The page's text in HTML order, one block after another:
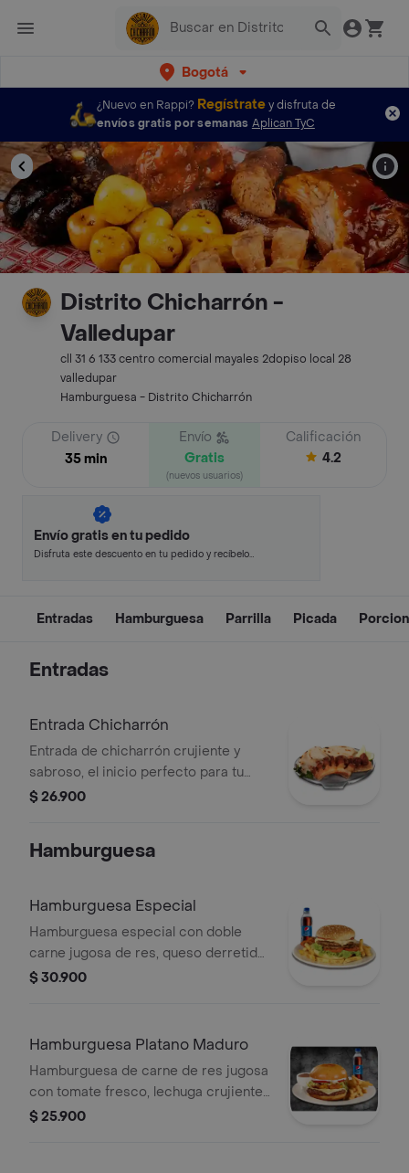
Bogotá
¿Nuevo en Rappi? Regístratey disfruta de
envíos gratis por semanas Aplican TyC
Distrito Chicharrón -
Valledupar
cll 31 6 133 centro comercial mayales 2dopiso local 28
valledupar
Hamburguesa - Distrito Chicharrón
Delivery
35 min
Envío
Gratis
(nuevos usuarios)
Calificación
4.2
Envío gratis en tu pedido
Disfruta este descuento en tu pedido y recíbelo
Entradas Hamburguesa Parrilla Picada
Entradas
Entrada Chicharrón
Entrada de chicharrón crujiente y
sabroso, el inicio perfecto para tu
comida.
$ 26.900
Hamburguesa
Hamburguesa Especial
Hamburguesa especial con doble
carne jugosa de res, queso derretido,
tomate fresco y crujiente lechuga,
$ 30.900
Hamburguesa Platano Maduro
Hamburguesa de carne de res jugosa
con tomate fresco, lechuga crujiente
y un toque dulce de plátano maduro,
$ 25.900